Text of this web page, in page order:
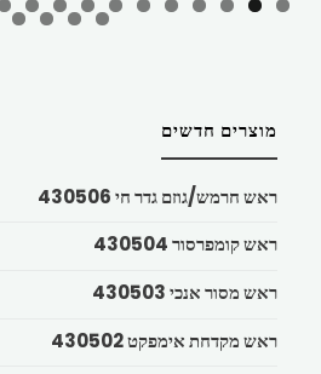
מוצרים חדשים
ראש חרמש/גוזם גדר חי 430506
ראש קומפרסור 430504
ראש מסור אנכי 430503
ראש מקדחת אימפקט 430502